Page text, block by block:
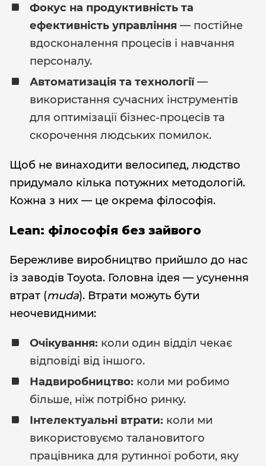
Фокус на продуктивність та
ефективність управління — постійне
вдосконалення процесів і навчання
персоналу.
Автоматизація та технології—
використання сучасних інструментів
для оптимізації бізнес-процесів та
скорочення людських помилок.
Щоб не винаходити велосипед, людство
придумало кілька потужних методологій.
Кожна з них — це окрема філософія.
Lean: філософія без зайвого
Бережливе виробництво прийшло до нас
із заводів Toyota. Головна ідея — усунення
втрат (muda). Втрати можуть бути
неочевидними:
Очікування: коли один відділ чекає
відповіді від іншого.
Надвиробництво: коли ми робимо
більше, ніж потрібно ринку.
Інтелектуальні втрати: коли ми
використовуємо талановитого
працівника для рутинної роботи, яку